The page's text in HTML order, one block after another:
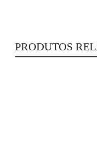
PRODUTOS